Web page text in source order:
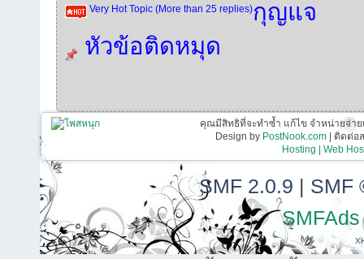
Very Hot Topic (More than 25 replies)กุญแจ
หัวข้อติดหมุด
คุณมีสิทธิที่จะทำซ้ำ แก้ไข จำหน่ายจ่า
Design by PostNook.com| ติดต่อส
Hosting | Web
SMF 2.0.9 | SMF
SMFAds